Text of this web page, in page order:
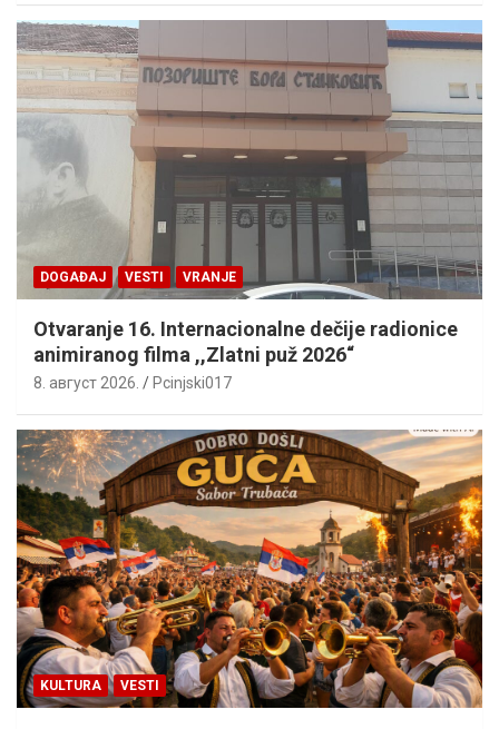
DOGAĐAJ VESTI VRANJE
Otvaranje 16. Internacionalne dečije radionice
animiranog filma ,,Zlatni puž 2026“
8. август 2026. Pcinjski017
KULTURA VESTI